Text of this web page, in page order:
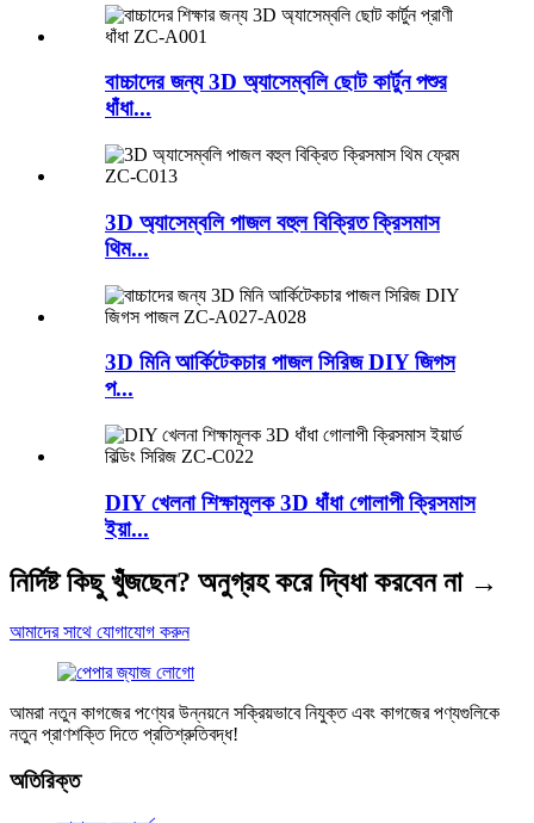
বাচ্চাদের জন্য 3D অ্যাসেম্বলি ছোট কার্টুন পশুর
ধাঁধা...
3D অ্যাসেম্বলি পাজল বহুল বিক্রিত ক্রিসমাস
থিম...
3D মিনি আর্কিটেকচার পাজল সিরিজ DIY জিগস
প...
DIY খেলনা শিক্ষামূলক 3D ধাঁধা গোলাপী ক্রিসমাস
ইয়া...
নির্দিষ্ট কিছু খুঁজছেন? অনুগ্রহ করে দ্বিধা করবেন না →
আমাদের সাথে যোগাযোগ করুন
আমরা নতুন কাগজের পণ্যের উন্নয়নে সক্রিয়ভাবে নিযুক্ত এবং কাগজের পণ্যগুলিকে
নতুন প্রাণশক্তি দিতে প্রতিশ্রুতিবদ্ধ!
অতিরিক্ত